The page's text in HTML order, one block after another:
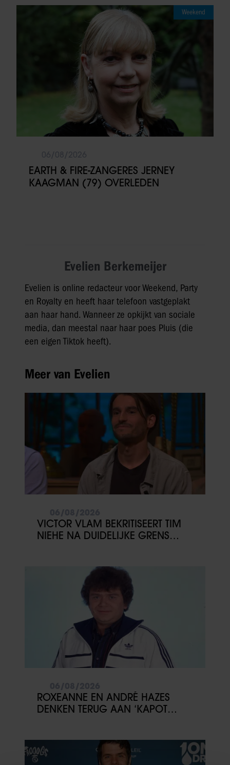
Weekend
EARTH & FIRE-ZANGERES JERNEY
KAAGMAN (79) OVERLEDEN
Evelien Berkemeijer
Evelien is online redacteur voor Weekend, Party
en Royalty en heeft haar telefoon vastgeplakt
aan haar hand. Wanneer ze opkijkt van sociale
media, dan meestal naar haar poes Pluis (die
een eigen Tiktok heeft).
Meer van Evelien
VICTOR VLAM BEKRITISEERT TIM
NIEHE NA DUIDELIJKE GRENS
ROXEANNE EN ANDRÉ HAZES
DENKEN TERUG AAN ‘KAPOT